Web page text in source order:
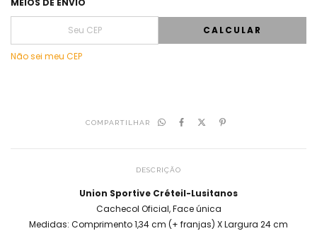
MEIOS DE ENVIO
CALCULAR
Não sei meu CEP
COMPARTILHAR
DESCRIÇÃO
Union Sportive Créteil-Lusitanos
Cachecol Oficial, Face única
Medidas: Comprimento 1,34 cm (+ franjas) X Largura 24 cm